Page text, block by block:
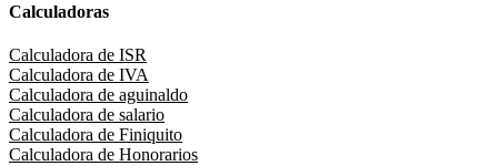
Calculadoras
Calculadora de ISR
Calculadora de IVA
Calculadora de aguinaldo
Calculadora de salario
Calculadora de Finiquito
Calculadora de Honorarios